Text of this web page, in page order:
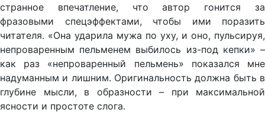
странное впечатление, что автор гонится за
фразовыми спецэффектами, чтобы ими поразить
читателя. «Она ударила мужа по уху, и оно, пульсируя,
непроваренным пельменем выбилось из-под кепки» –
как раз «непроваренный пельмень» показался мне
надуманным и лишним. Оригинальность должна быть в
глубине мысли, в образности – при максимальной
ясности и простоте слога.